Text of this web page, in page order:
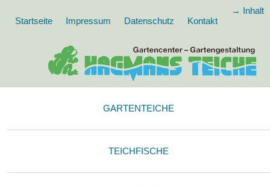
→ Inhalt
Startseite
Impressum Datenschutz Kontakt
GARTENTEICHE
TEICHFISCHE